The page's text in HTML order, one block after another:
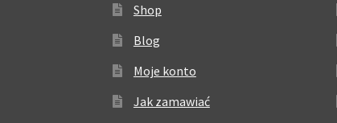
Shop
Blog
Moje konto
Jak zamawiać